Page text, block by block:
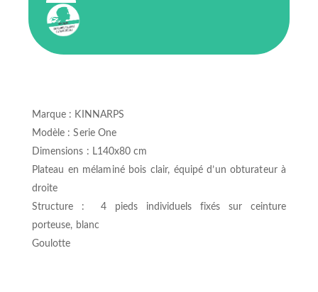
Marque : KINNARPS
Modèle : Serie One
Dimensions : L140x80 cm
Plateau en mélaminé bois clair, équipé d’un obturateur à
droite
Structure : 4 pieds individuels fixés sur ceinture
porteuse, blanc
Goulotte